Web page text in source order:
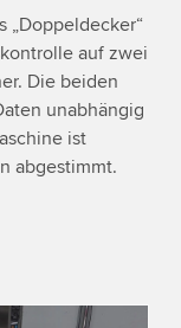
„Doppeldecker“
auf zwei
Die beiden
unabhängig
ist
abgestimmt.